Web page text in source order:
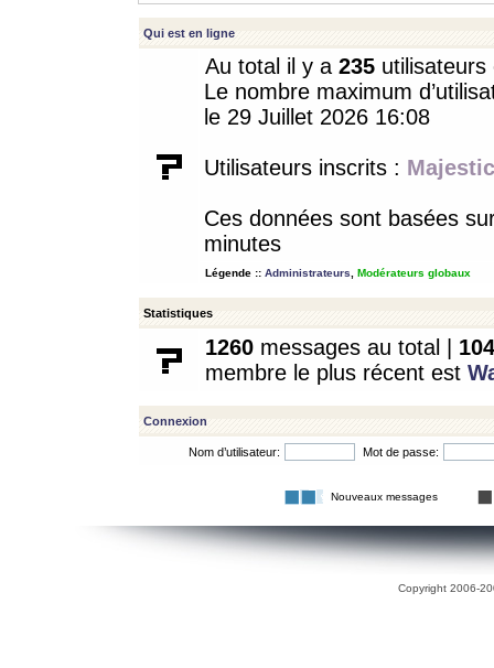
Qui est en ligne
Au total il y a 235
Le nombre maximum
le 29 Juillet 2026 16:08
Utilisateurs inscrits :
Ces données sont basées
minutes
Légende :: Administrateurs Modérateurs globaux
Statistiques
1260 messages au total | 104
membre le plus récent est
Connexion
Nom d’utilisateur: Mot de passe:
Nouveaux messages
Copyright 2006-